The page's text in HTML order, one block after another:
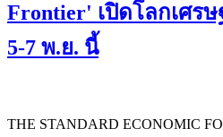
Frontier' เปิดโลกเศร
5-7 พ.ย. นี้
THE STANDARD ECONOMIC